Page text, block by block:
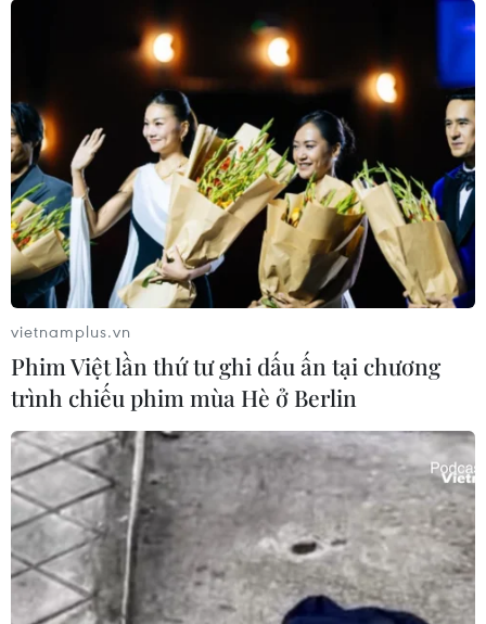
làm rõ các hành vi vi phạm nếu có.
Đề nghị Interpol truy nã đỏ với chủ doanh
nghiệp Nhật Cường Mobile
18/09/2019 06:56
Bộ Công an đã ra quyết định truy nã trong nước và
quốc tế đối với Bùi Quang Huy - chủ doanh nghiệp
Nhật Cường Mobile, đồng thời đề nghị Interpol hỗ trợ
truy bắt, đưa vào danh sách Truy nã đỏ.
vietnamplus.vn
Phim Việt lần thứ tư ghi dấu ấn tại chương
trình chiếu phim mùa Hè ở Berlin